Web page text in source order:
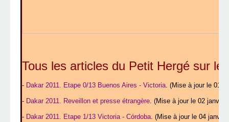
Tous les articles du Petit Hergé sur le
- Dakar 2011. Etape 0/13 Buenos Aires - Victoria. (Mise à jour le 01
- Dakar 2011. Reveillon et presse étrangère. (Mise à jour le 02 janvier
- Dakar 2011. Etape 1/13 Victoria - Córdoba. (Mise à jour le 04 janvier